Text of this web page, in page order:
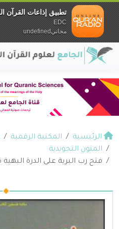
الرئيسية المكتبة الرقمية
المتون التجويدية
فتح رب البرية على الدرة
تطبيق إذاعات القرآن
EDC
مجانيundefined